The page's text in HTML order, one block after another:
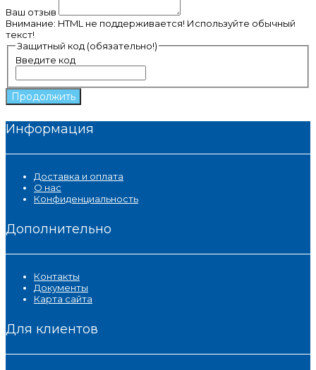
Ваш отзыв
Внимание: HTML не поддерживается! Используйте обычный
текст!
Защитный код (обязательно!)
Введите код
Продолжить
Информация
Доставка и оплата
О нас
Конфиденциальность
Дополнительно
Контакты
Документы
Карта сайта
Для клиентов